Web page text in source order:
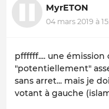
MyrETON
04 mars 2019 à
pffffff.... une
"potentiellement"
sans arret... mais je
votant à gauche